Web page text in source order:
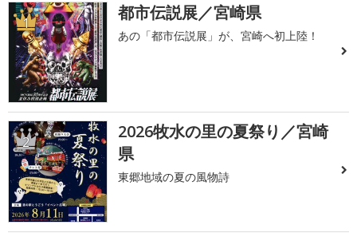
1 都市伝説展／宮崎県
あの「都市伝説展」が、宮崎へ初上陸！
2
2026牧水の里の夏祭り／宮崎
県
東郷地域の夏の風物詩